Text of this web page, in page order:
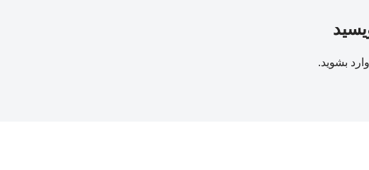
وارد بشوید.